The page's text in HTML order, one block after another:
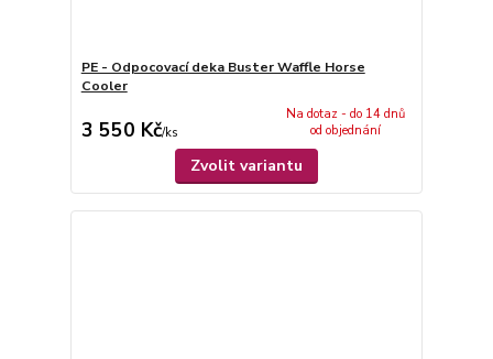
PE - Odpocovací deka Buster Waffle Horse
Cooler
3 550 Kč/ks
Na dotaz - do 14 dnů
od objednání
Zvolit variantu